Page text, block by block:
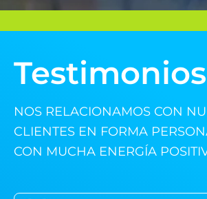
Testimonios
NOS RELACIONAMOS CON
CLIENTES EN FORMA
CON MUCHA ENERGÍA